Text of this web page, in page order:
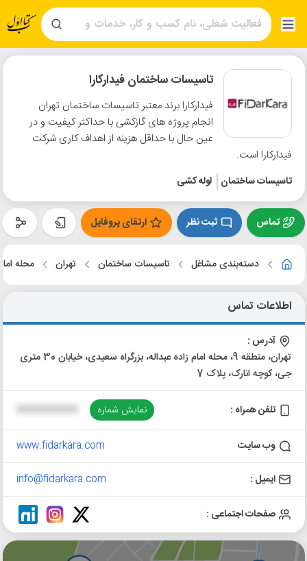
تاسیسات ساختمان فیدارکارا
فیدارکارا برند معتبر تاسیسات ساختمان تهران
انجام پروژه های گازکشی با حداکثر کیفیت و در
عین حال با حداقل هزینه از اهداف کاری شرکت
فیدارکارا است.
تاسیسات ساختمان لوله کشی
تماس ثبت نظر ارتقای پروفایل
دسته‌بندی مشاغل تاسیسات ساختمان تهران محله
اطلاعات تماس
آدرس :
تهران، منطقه 9، محله امام زاده عبداله، بزرگراه سعیدی، خیابان 30 متری
جی، کوچه انارک، پلاک 7
تلفن همراه : نمایش شماره
وب سایت www.fidarkara.com
ایمیل : info@fidarkara.com
صفحات اجتماعی :